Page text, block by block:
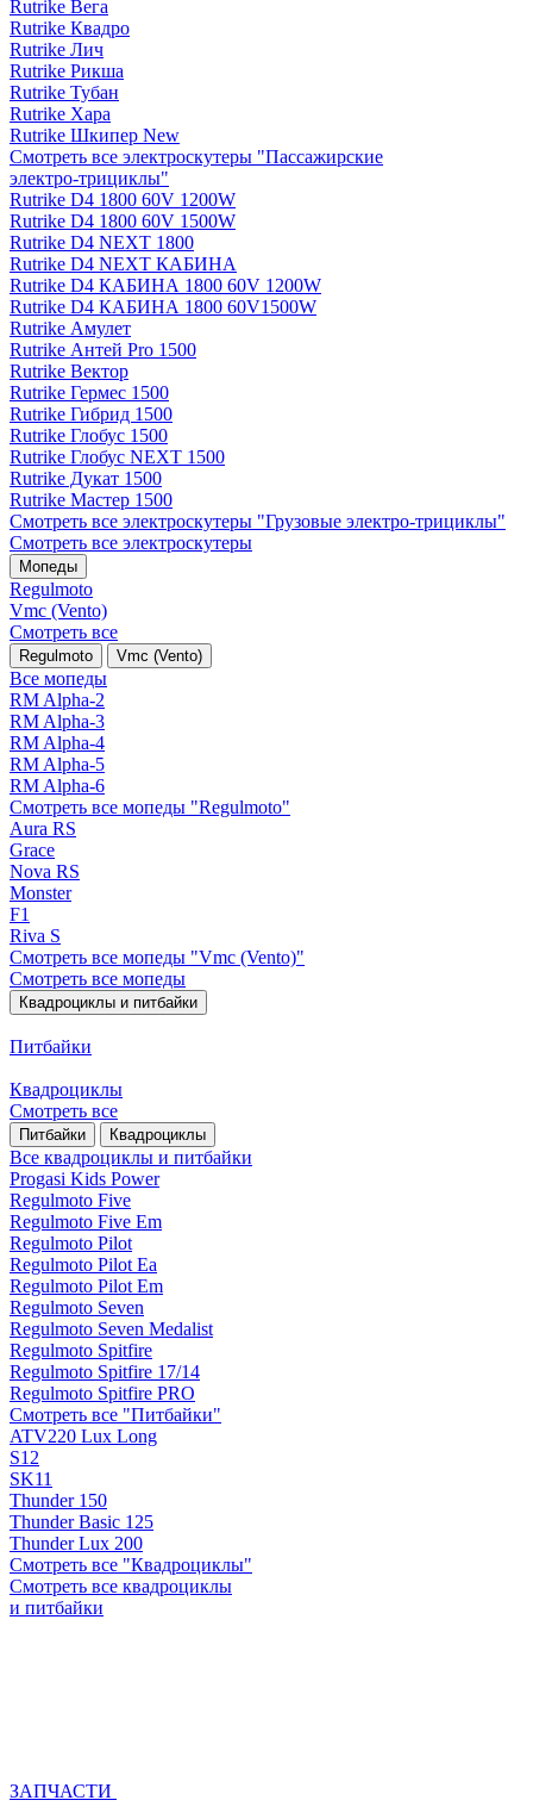
Rutrike Вега
Rutrike Квадро
Rutrike Лич
Rutrike Рикша
Rutrike Тубан
Rutrike Хара
Rutrike Шкипер New
Смотреть все электро­скутеры "Пассажирские
электро‑трициклы"
Rutrike D4 1800 60V 1200W
Rutrike D4 1800 60V 1500W
Rutrike D4 NEXT 1800
Rutrike D4 NEXT КАБИНА
Rutrike D4 КАБИНА 1800 60V 1200W
Rutrike D4 КАБИНА 1800 60V1500W
Rutrike Амулет
Rutrike Антей Pro 1500
Rutrike Вектор
Rutrike Гермес 1500
Rutrike Гибрид 1500
Rutrike Глобус 1500
Rutrike Глобус NEXT 1500
Rutrike Дукат 1500
Rutrike Мастер 1500
Смотреть все электро­скутеры "Грузовые электро‑трициклы"
Смотреть все электро­скутеры
Мопеды
Regulmoto
Vmc (Vento)
Смотреть все
Regulmoto Vmc (Vento)
Все мопеды
RM Alpha-2
RM Alpha-3
RM Alpha-4
RM Alpha-5
RM Alpha-6
Смотреть все мопеды "Regulmoto"
Aura RS
Grace
Nova RS
Monster
F1
Riva S
Смотреть все мопеды "Vmc (Vento)"
Смотреть все мопеды
Квадроциклы и питбайки
Питбайки
Квадроциклы
Смотреть все
Питбайки Квадроциклы
Все квадроциклы и питбайки
Progasi Kids Power
Regulmoto Five
Regulmoto Five Em
Regulmoto Pilot
Regulmoto Pilot Ea
Regulmoto Pilot Em
Regulmoto Seven
Regulmoto Seven Medalist
Regulmoto Spitfire
Regulmoto Spitfire 17/14
Regulmoto Spitfire PRO
Смотреть все "Питбайки"
ATV220 Lux Long
S12
SK11
Thunder 150
Thunder Basic 125
Thunder Lux 200
Смотреть все "Квадроциклы"
Смотреть все квадроциклы
и питбайки
ЗАПЧАСТИ